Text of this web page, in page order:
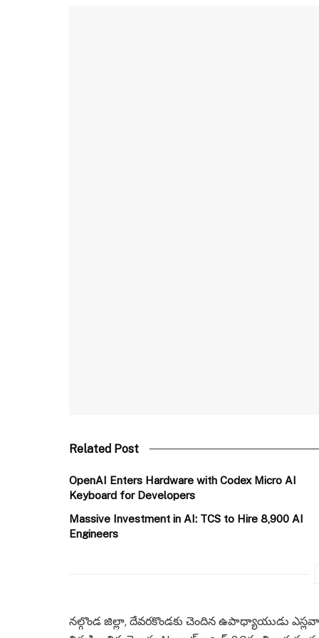
Related Post
OpenAI Enters Hardware with Codex Micro AI
Keyboard for Developers
Massive Investment in AI: TCS to Hire 8,900 AI
Engineers
నల్గొండ జిల్లా, దేవరకొండకు చెందిన ఉపాధ్యాయుడు